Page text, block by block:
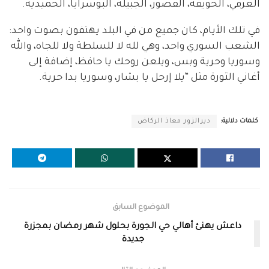
العرفي، الحويقة، القصور، الجبيلة، البوسرايا، الحميدية.
في تلك الأيام، كان جميع من في البلد يهتفون بصوت واحد:
الشعب السوري واحد، وهي لله لا للسلطة ولا للجاه، والله
وسوريا وحرية وبس، ويلعن روحك يا حافظ، إضافة إلى
أغاني الثورة مثل “يلا إرحل يا بشار، وسوريا بدا حرية.
كلمات دلالية: ديرالزور معاذ الركاض
الموضوع السابق
داعش يهنئ أهالي حي الجورة بحلول شهر رمضان بمجزرة
جديدة